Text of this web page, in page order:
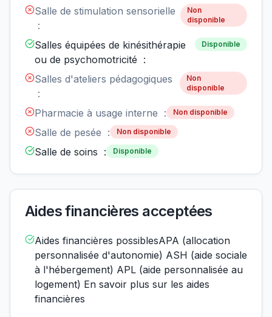
Salle de stimulation sensorielle
:
Non
disponible
Salles équipées de kinésithérapie
ou de psychomotricité :
Disponible
Salles d'ateliers pédagogiques
:
Non
disponible
Pharmacie à usage interne : Non disponible
Salle de pesée : Non disponible
Salle de soins : Disponible
Aides financières acceptées
Aides financières possiblesAPA (allocation
personnalisée d'autonomie) ASH (aide sociale
à l'hébergement) APL (aide personnalisée au
logement) En savoir plus sur les aides
financières